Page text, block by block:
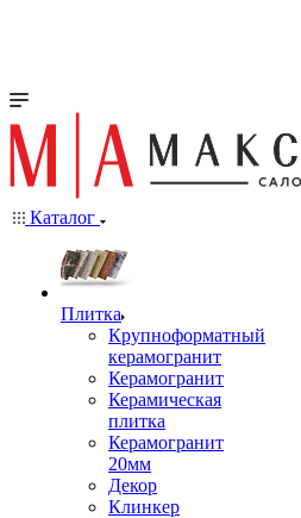
Каталог
Плитка
Крупноформатный
керамогранит
Керамогранит
Керамическая
плитка
Керамогранит
20мм
Декор
Клинкер